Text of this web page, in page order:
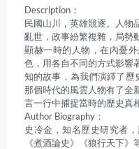
Description：
民國山川，英雄競逐。人物
亂世，政事紛繁複雜，局勢
顯赫一時的人物，在內憂
色，用各自不同的方式影響
知的故事，為我們演繹了
那個時代的風雲人物有了全
言一行中捕捉當時的歷史真
Author Biography：
史冷金，知名歷史研究者
《煮酒論史》《狼行天下